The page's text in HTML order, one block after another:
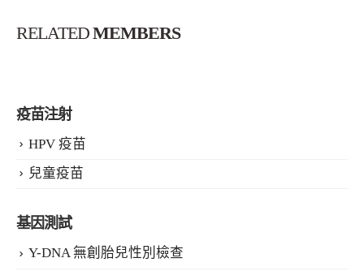
RELATEDMEMBERS
疫苗注射
HPV 疫苗
兒童疫苗
基因測試
Y-DNA 無創胎兒性別檢查